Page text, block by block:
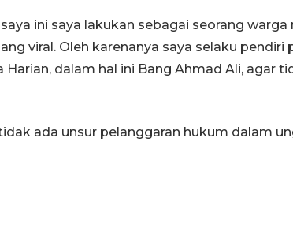
ini saya lakukan sebagai seorang
viral. Oleh karenanya saya selaku pendiri
dalam hal ini Bang Ahmad Ali, agar
ada unsur pelanggaran hukum dalam